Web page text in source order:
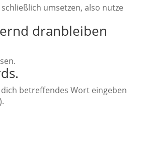
umsetzen, also nutze
dranbleiben
betreffendes Wort eingeben